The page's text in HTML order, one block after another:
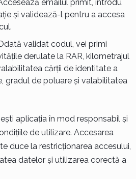
emailul primit, introdu
și validează-l pentru a accesa
validat codul, vei primi
derulate la RAR, kilometrajul
cărții de identitate a
gradul de poluare și valabilitatea
aplicația în mod responsabil și
de utilizare. Accesarea
duce la restricționarea accesului,
datelor și utilizarea corectă a